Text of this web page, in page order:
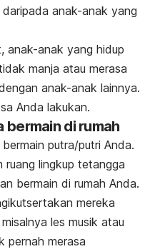
anak-anak yang
anak-anak yang hidup
manja atau merasa
anak-anak lainnya.
Anda lakukan.
bermain di rumah
putra/putri Anda.
ruang lingkup tetangga
bermain di rumah Anda.
mereka
les musik atau
pernah merasa